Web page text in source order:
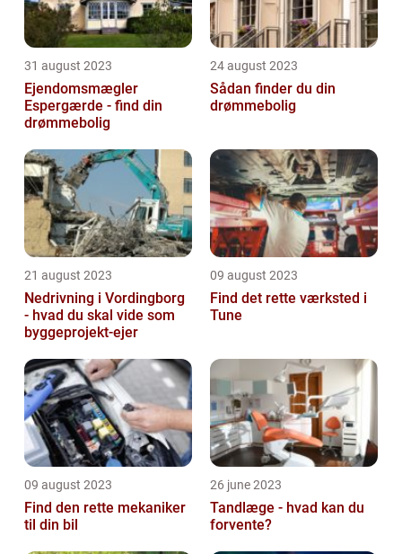
31 august 2023
Ejendomsmægler
Espergærde - find din
drømmebolig
24 august 2023
Sådan finder du din
drømmebolig
21 august 2023
Nedrivning i Vordingborg
- hvad du skal vide som
byggeprojekt-ejer
09 august 2023
Find det rette værksted i
Tune
09 august 2023
Find den rette mekaniker
til din bil
26 june 2023
Tandlæge - hvad kan du
forvente?